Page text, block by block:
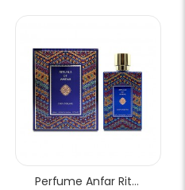
Perfume Anfar Rituals of Anfar Chef-D'oeuvre Extrait de Parfum Unissex 80ml